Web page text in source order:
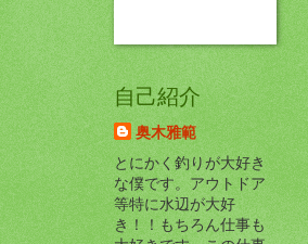
自己紹介
奥木雅範
とにかく釣りが大好き
な僕です。アウトドア
等特に水辺が大好
き！！もちろん仕事も